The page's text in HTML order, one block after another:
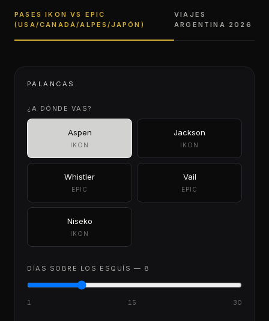
PASES IKON VS EPIC
(USA/CANADÁ/ALPES/JAPÓN)
VIAJES
ARGENTINA 2026
PALANCAS
¿A DÓNDE VAS?
Aspen
IKON
Jackson
IKON
Whistler
EPIC
Vail
EPIC
Niseko
IKON
DÍAS SOBRE LOS ESQUÍS — 8
1 15 30